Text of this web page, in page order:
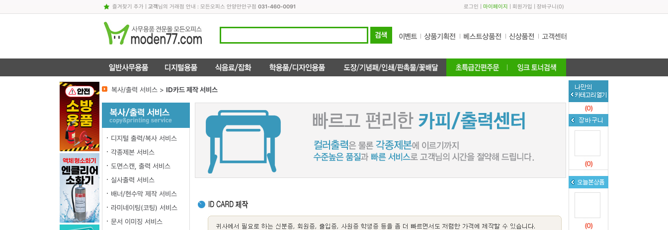
즐겨찾기 추가| 고객님의 거래점 안내 : 모든오피스 안양만안구점 031-460-0091 로그인 마이페이지 회원가입 장바구니 (0)
복사/출력 서비스 > ID카드 제작 서비스
디지털 출력/복사 서비스
각종제본 서비스
도면스캔, 출력 서비스
실사출력 서비스
배너/현수막 제작 서비스
라미네이팅(코팅) 서비스
문서 이미징 서비스
(0)
(0)
(0)